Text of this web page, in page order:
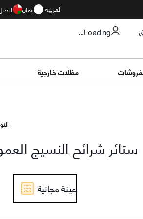
عمان العربية
...Loading
مظلات خارجية
ستائر شرائح النسيج العمودية
عينة مجانية